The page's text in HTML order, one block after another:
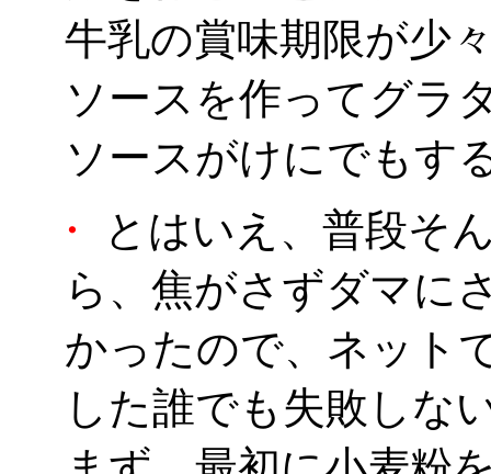
牛乳の賞味期限が少
ソースを作ってグラ
ソースがけにでもす
・
とはいえ、普段そ
ら、焦がさずダマに
かったので、ネット
した誰でも失敗しな